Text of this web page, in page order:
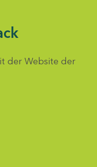
der Website der
auswählen